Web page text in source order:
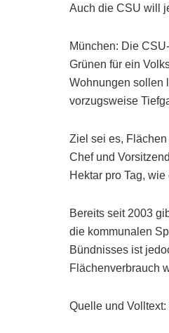
Auch die CSU will
München: Die
Grünen für ein
Wohnungen sollen
vorzugsweise
Ziel sei es,
Chef und
Hektar pro Tag,
Bereits seit 2003
die kommunalen
Bündnisses ist
Flächenverbrauch
Quelle und Volltext: